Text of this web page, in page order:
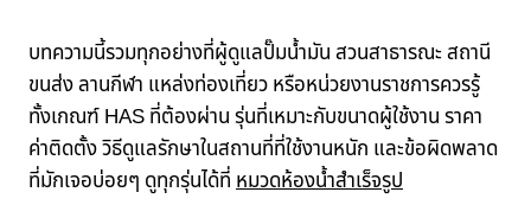
บทความนี้รวมทุกอย่างที่ผู้ดูแลปั๊มน้ำมัน สวนสาธารณะ สถานี
ขนส่ง ลานกีฬา แหล่งท่องเที่ยว หรือหน่วยงานราชการควรรู้
ทั้งเกณฑ์ HAS ที่ต้องผ่าน รุ่นที่เหมาะกับขนาดผู้ใช้งาน ราคา
ค่าติดตั้ง วิธีดูแลรักษาในสถานที่ที่ใช้งานหนัก และข้อผิดพลาด
ที่มักเจอบ่อยๆ ดูทุกรุ่นได้ที่หมวดห้องน้ำสำเร็จรูป